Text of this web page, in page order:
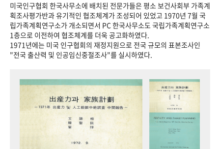
미국인구협회 한국사무소에 배치된 전문가들은 평소 보건사회부 가족계
획조사평가반과 유기적인 협조체계가 조성되어 있었고 1970년 7월 국
립가족계획연구소가 개소되면서 PC 한국사무소도 국립가족계획연구소
1층으로 이전하여 협조체계를 더욱 공고화하였다.
1971년에는 미국 인구협회의 재정지원으로 전국 규모의 표본조사인
"전국 출산력 및 인공임신중절조사"를 실시하였다.